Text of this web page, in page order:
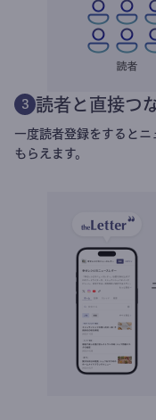
3 読者と直接つ
一度読者登録をすると
もらえます。